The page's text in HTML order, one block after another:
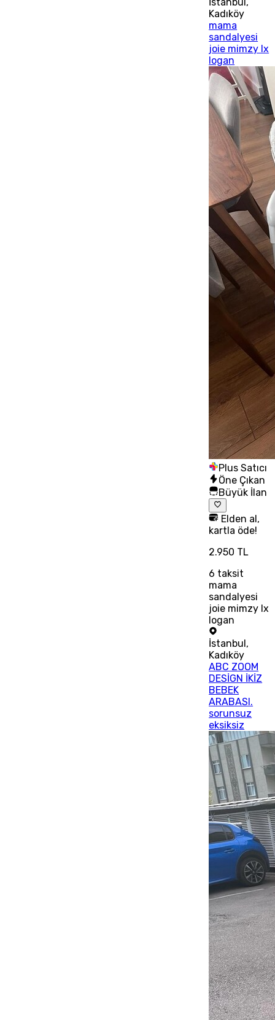
İstanbul ,
Kadıköy
mama
sandalyesi
joie mimzy lx
logan
Plus Satıcı
Öne Çıkan
Büyük İlan
Elden al,
kartla öde!
2.950 TL
6 taksit
mama
sandalyesi
joie mimzy lx
logan
İstanbul,
Kadıköy
ABC ZOOM
DESİGN İKİZ
BEBEK
ARABASI.
sorunsuz
eksiksiz